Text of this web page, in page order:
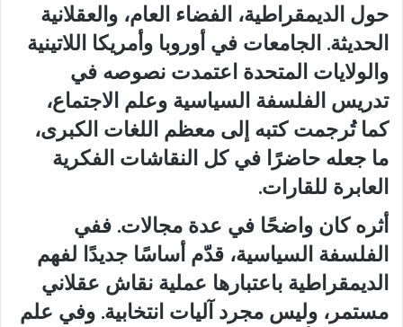
حول الديمقراطية، الفضاء العام، والعقلانية
الحديثة. الجامعات في أوروبا وأمريكا اللاتينية
والولايات المتحدة اعتمدت نصوصه في
تدريس الفلسفة السياسية وعلم الاجتماع،
كما تُرجمت كتبه إلى معظم اللغات الكبرى،
ما جعله حاضرًا في كل النقاشات الفكرية
العابرة للقارات.
أثره كان واضحًا في عدة مجالات. ففي
الفلسفة السياسية، قدّم أساسًا جديدًا لفهم
الديمقراطية باعتبارها عملية نقاش عقلاني
مستمر، وليس مجرد آليات انتخابية. وفي علم